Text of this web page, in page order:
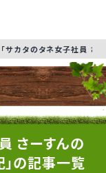
「サカタのタネ女子社員 さ
さーすんの
」の記事一覧